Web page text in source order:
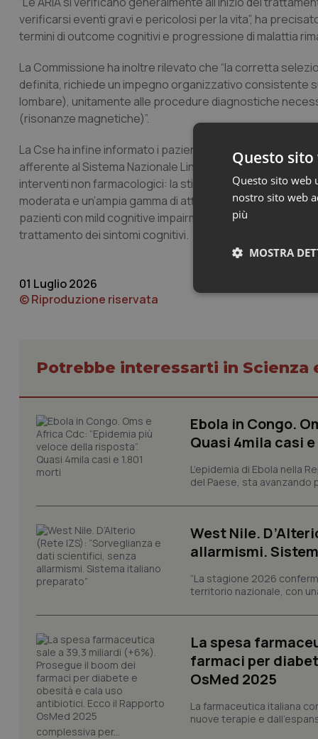
verificarsi eventi gravi e pericolosi per la vita”, ha
termini di outcome cognitivi e progressione di malattia
La Commissione ha inoltre rilevato che “la corretta
definita, richiede un impegno organizzativo consistente
lombare), unitamente alle procedure diagnostiche
(risonanze magnetiche)”.
La Cse ha infine informato i pazienti che nella linea guida
afferente al Sistema Nazionale Linee Guida dell’Istituto
interventi non farmacologici: la stimolazione cognitiva
moderata e un’ampia gamma di attività volte a
pazienti con mild cognitive impairment, è presente una
trattamento dei sintomi cognitivi.
01 Luglio 2026
© Riproduzione riservata
Potrebbe interessarti in Scienza
Ebola in Congo.
Quasi 4mila casi
L’epidemia di Ebola nella
del Paese, sta avanzando
West Nile.
allarmismi.
“La stagione 2026
territorio nazionale, con
La spesa
farmaci per
OsMed 2025
La farmaceutica italiana
nuove terapie e
complessiva per...
Questo
Questo sito web
nostro sito web
più
MOSTRA
I cookie necessari
e l'accesso alle
tracking-enable
tracking-sites-
session-id
_ga